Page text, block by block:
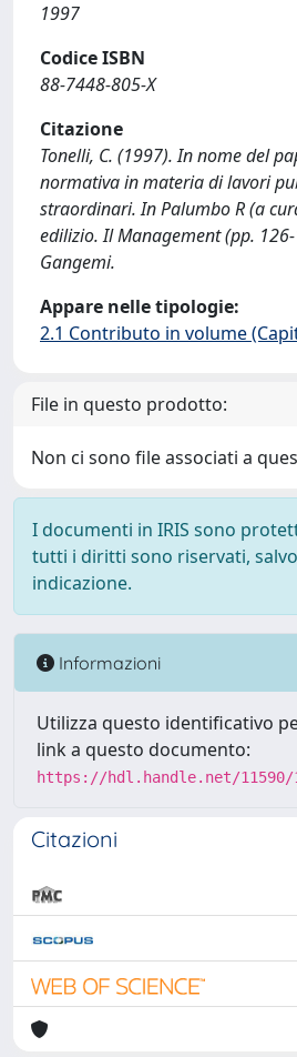
1997
Codice ISBN
88-7448-805-X
Citazione
Tonelli, C. (1997). In nome del
normativa in materia di lavori
straordinari. In Palumbo R (a
edilizio. Il Management (pp. 126-
Gangemi.
Appare nelle tipologie:
2.1 Contributo in volume
File in questo prodotto:
Non ci sono file associati a
I documenti in IRIS sono
tutti i diritti sono riservati,
indicazione.
Informazioni
Utilizza questo identificativo
link a questo documento:
https://hdl.handle.net/11590/
Citazioni